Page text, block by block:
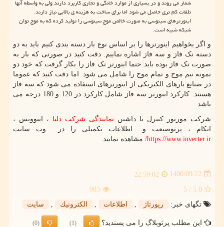
شمار می روند و در بسیاری از موارد خانگی و تجاری کاربرد دارند ولی به واسطه آنها
تلفات کم تری حاصل می شود اما برای ساخت به هزینه ی بالایی نیاز دارند.
اینورترهای سینوسی به صورت خالص موج سینوسی را تولید کرده که به موج توان
شبکه شبیه است.
و اگر بخواهیم اینورترها را بر اساس نوع بار دسته بندی کنیم باید به دو
دسته تک فاز و سه فاز اشاره نماییم. دقت کنید در صورتی که بار به
صورت تک فاز بوده باید حتما اینورتر تک فاز را بکار گرفت که خود دو
نمونه نیم موج و تمام موج را شامل می شود. اما دقت کنید که عموما
در صنایع بارهای الکتریکی از اینورترهای استفاده می شود که سه فاز
هستند. کارکرد اینورتر سه فاز شامل کارکرد در 120 و 180 درجه می
باشد.
شرکت مورتور کنترل با داشتن نمایندگی شرکت دلتا ، اینوونس ،
انکام ، پرتوصنعت و.. اطلاعات تکمیلی را در وب سایت
https://www.inverter.ir
/ مشاهده نمایید.
1400/09/22
22:59:02
5.0
/ 5
983
تگهای خبر:
رپورتاژ اطلاعات الكترونیك سایت
این مطلب پرتوبلاگ را می پسندید؟ (1)
(0)